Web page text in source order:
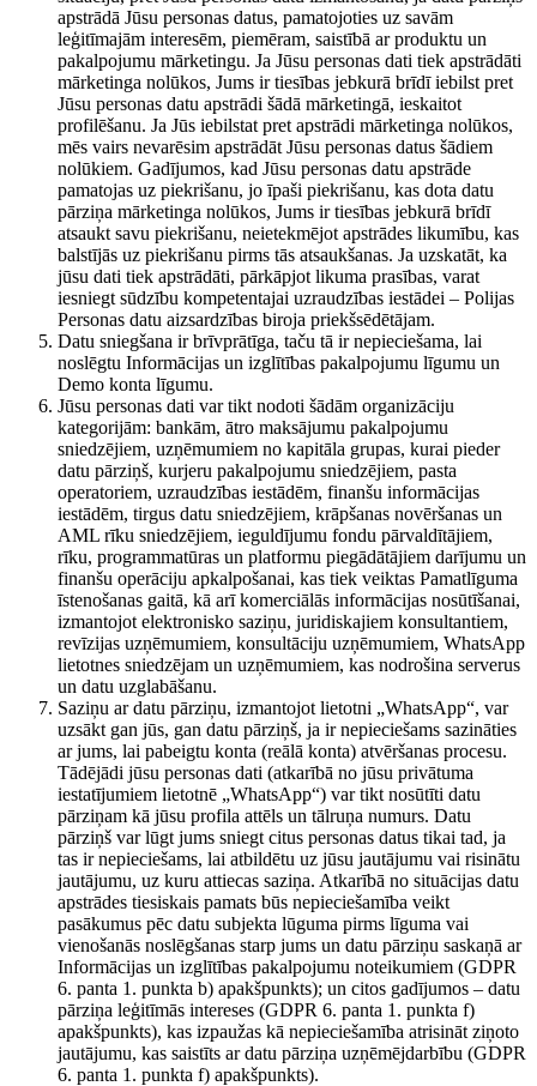
apstrādā Jūsu personas datus, pamatojoties uz savām
leģitīmajām interesēm, piemēram, saistībā ar produktu un
pakalpojumu mārketingu. Ja Jūsu personas dati tiek apstrādāti
mārketinga nolūkos, Jums ir tiesības jebkurā brīdī iebilst pret
Jūsu personas datu apstrādi šādā mārketingā, ieskaitot
profilēšanu. Ja Jūs iebilstat pret apstrādi mārketinga nolūkos,
mēs vairs nevarēsim apstrādāt Jūsu personas datus šādiem
nolūkiem. Gadījumos, kad Jūsu personas datu apstrāde
pamatojas uz piekrišanu, jo īpaši piekrišanu, kas dota datu
pārziņa mārketinga nolūkos, Jums ir tiesības jebkurā brīdī
atsaukt savu piekrišanu, neietekmējot apstrādes likumību, kas
balstījās uz piekrišanu pirms tās atsaukšanas. Ja uzskatāt, ka
jūsu dati tiek apstrādāti, pārkāpjot likuma prasības, varat
iesniegt sūdzību kompetentajai uzraudzības iestādei – Polijas
Personas datu aizsardzības biroja priekšsēdētājam.
Datu sniegšana ir brīvprātīga, taču tā ir nepieciešama, lai
noslēgtu Informācijas un izglītības pakalpojumu līgumu un
Demo konta līgumu.
Jūsu personas dati var tikt nodoti šādām organizāciju
kategorijām: bankām, ātro maksājumu pakalpojumu
sniedzējiem, uzņēmumiem no kapitāla grupas, kurai pieder
datu pārziņš, kurjeru pakalpojumu sniedzējiem, pasta
operatoriem, uzraudzības iestādēm, finanšu informācijas
iestādēm, tirgus datu sniedzējiem, krāpšanas novēršanas un
AML rīku sniedzējiem, ieguldījumu fondu pārvaldītājiem,
rīku, programmatūras un platformu piegādātājiem darījumu un
finanšu operāciju apkalpošanai, kas tiek veiktas Pamatlīguma
īstenošanas gaitā, kā arī komerciālās informācijas nosūtīšanai,
izmantojot elektronisko saziņu, juridiskajiem konsultantiem,
revīzijas uzņēmumiem, konsultāciju uzņēmumiem, WhatsApp
lietotnes sniedzējam un uzņēmumiem, kas nodrošina serverus
un datu uzglabāšanu.
Saziņu ar datu pārziņu, izmantojot lietotni „WhatsApp“, var
uzsākt gan jūs, gan datu pārziņš, ja ir nepieciešams sazināties
ar jums, lai pabeigtu konta (reālā konta) atvēršanas procesu.
Tādējādi jūsu personas dati (atkarībā no jūsu privātuma
iestatījumiem lietotnē „WhatsApp“) var tikt nosūtīti datu
pārziņam kā jūsu profila attēls un tālruņa numurs. Datu
pārziņš var lūgt jums sniegt citus personas datus tikai tad, ja
tas ir nepieciešams, lai atbildētu uz jūsu jautājumu vai risinātu
jautājumu, uz kuru attiecas saziņa. Atkarībā no situācijas datu
apstrādes tiesiskais pamats būs nepieciešamība veikt
pasākumus pēc datu subjekta lūguma pirms līguma vai
vienošanās noslēgšanas starp jums un datu pārziņu saskaņā ar
Informācijas un izglītības pakalpojumu noteikumiem (GDPR
6. panta 1. punkta b) apakšpunkts); un citos gadījumos – datu
pārziņa leģitīmās intereses (GDPR 6. panta 1. punkta f)
apakšpunkts), kas izpaužas kā nepieciešamība atrisināt ziņoto
jautājumu, kas saistīts ar datu pārziņa uzņēmējdarbību (GDPR
6. panta 1. punkta f) apakšpunkts).